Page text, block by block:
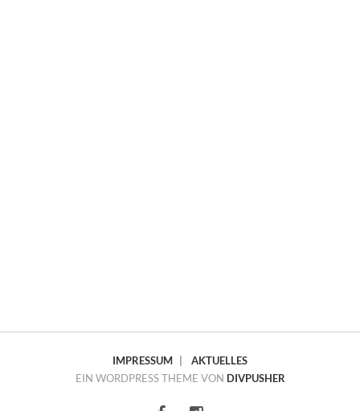
IMPRESSUM
AKTUELLES
EIN WORDPRESS THEME VON DIVPUSHER